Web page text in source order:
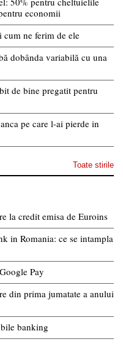
economii
cum ne ferim de ele
dobânda variabilă cu una
de bine pregatit pentru
pe care l-ai pierde in
Toate stirile
la credit emisa de Euroins
in Romania: ce se intampla
Pay
din prima jumatate a anului
banking